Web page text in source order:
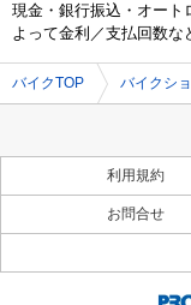
現金・銀行振込・オート
よって金利／支払回数な
バイクTOP バイクシ
利用規約
お問合せ